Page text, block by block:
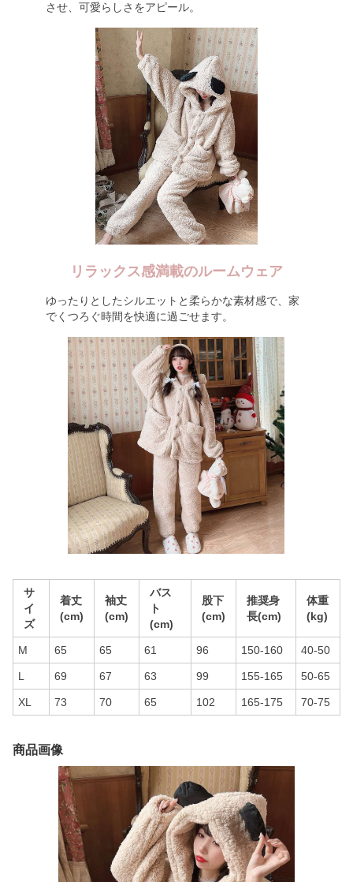
させ、可愛らしさをアピール。
リラックス感満載のルームウェア
ゆったりとしたシルエットと柔らかな素材感で、家
でくつろぐ時間を快適に過ごせます。
サ
イ
ズ
着丈
(cm)
袖丈
(cm)
バス
ト
(cm)
股下
(cm)
推奨身
長(cm)
体重
(kg)
M 65 65 61 96 150-160 40-50
L 69 67 63 99 155-165 50-65
XL 73 70 65 102 165-175 70-75
商品画像